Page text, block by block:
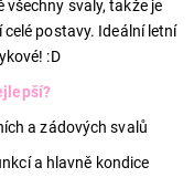
svaly, takže je
celé postavy. Ideální letní
:D
a zádových svalů
a hlavně kondice